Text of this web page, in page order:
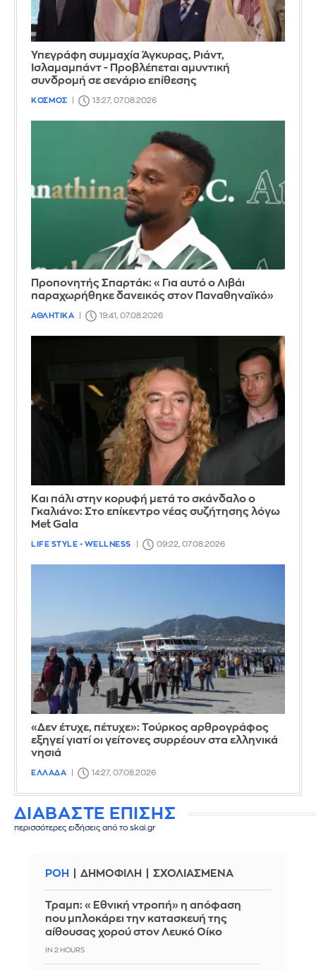
Υπεγράφη συμμαχία Άγκυρας, Ριάντ,
Ισλαμαμπάντ - Προβλέπεται αμυντική
συνδρομή σε σενάριο επίθεσης
ΚΟΣΜΟΣ 13:27, 07.08.2026
Προπονητής Σπαρτάκ: «Για αυτό ο Λιβάι
παραχωρήθηκε δανεικός στον Παναθηναϊκό»
ΑΘΛΗΤΙΚΑ 19:41, 07.08.2026
Και πάλι στην κορυφή μετά το σκάνδαλο ο
Γκαλιάνο: Στο επίκεντρο νέας συζήτησης λόγω
Met Gala
LIFE STYLE - WELLNESS 09:22, 07.08.2026
«Δεν έτυχε, πέτυχε»: Τούρκος αρθρογράφος
εξηγεί γιατί οι γείτονες συρρέουν στα ελληνικά
νησιά
ΕΛΛΑΔΑ 14:27, 07.08.2026
ΔΙΑΒΑΣΤΕ ΕΠΙΣΗΣ
περισσότερες ειδήσεις από το skai.gr
ΡΟΗ ΔΗΜΟΦΙΛΗ ΣΧΟΛΙΑΣΜΕΝΑ
Τραμπ: «Εθνική ντροπή» η απόφαση
που μπλοκάρει την κατασκευή της
αίθουσας χορού στον Λευκό Οίκο
IN 2 HOURS